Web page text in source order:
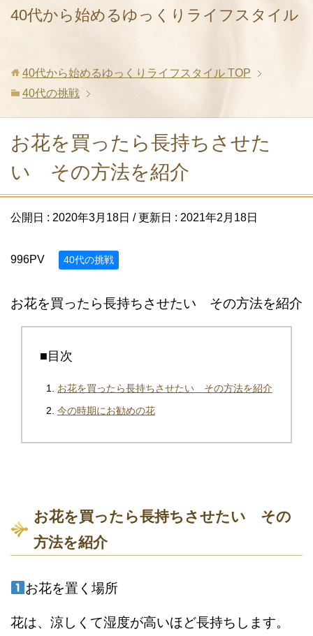
40代から始めるゆっくりライフスタイル
40代から始めるゆっくりライフスタイル TOP
40代の挑戦
お花を買ったら長持ちさせた
い その方法を紹介
公開日 : 2020年3月18日 / 更新日 : 2021年2月18日
996PV 40代の挑戦
お花を買ったら長持ちさせたい その方法を紹介
■目次
お花を買ったら長持ちさせたい その方法を紹介
今の時期にお勧めの花
お花を買ったら長持ちさせたい その
方法を紹介
お花を置く場所
花は、涼しくて湿度が高いほど長持ちします。